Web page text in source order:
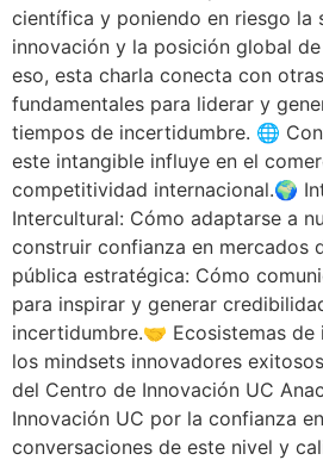
científica y poniendo en riesgo la
innovación y la posición global
eso, esta charla conecta con
fundamentales para liderar y
tiempos de incertidumbre. 🌐
este intangible influye en el
competitividad internacional.🌍
Intercultural: Cómo adaptarse a
construir confianza en
pública estratégica: Cómo
para inspirar y generar
incertidumbre.🤝 Ecosistemas de
los mindsets innovadores
del Centro de Innovación UC
Innovación UC por la confianza
conversaciones de este nivel y